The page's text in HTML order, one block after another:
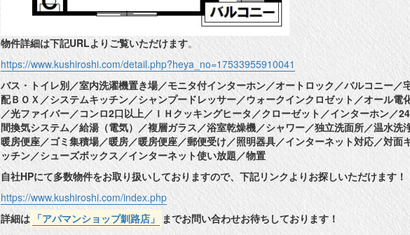
物件詳細は下記URLよりご覧いただけます。
https://www.kushiroshi.com/detail.php?heya_no=17533955910041
バス・トイレ別／室内洗濯機置き場／モニタ付インターホン／オートロック／バルコニー／
配ＢＯＸ／システムキッチン／シャンプードレッサー／ウォークインクロゼット／オール電
／光ファイバー／コンロ2口以上／ＩＨクッキングヒータ／クローゼット／インターホン／
間換気システム／給湯（電気）／複層ガラス／浴室乾燥機／シャワー／独立洗面所／温水洗
暖房便座／ゴミ集積場／暖房／暖房便座／郵便受け／照明器具／インターネット対応／対面
ッチン／シューズボックス／インターネット使い放題／物置
自社HPにて多数物件をお取り扱いしておりますので、下記リンクよりお探しいただけます！
https://www.kushiroshi.com/index.php
詳細は 「アパマンショップ釧路店」 までお問い合わせお待ちしております！